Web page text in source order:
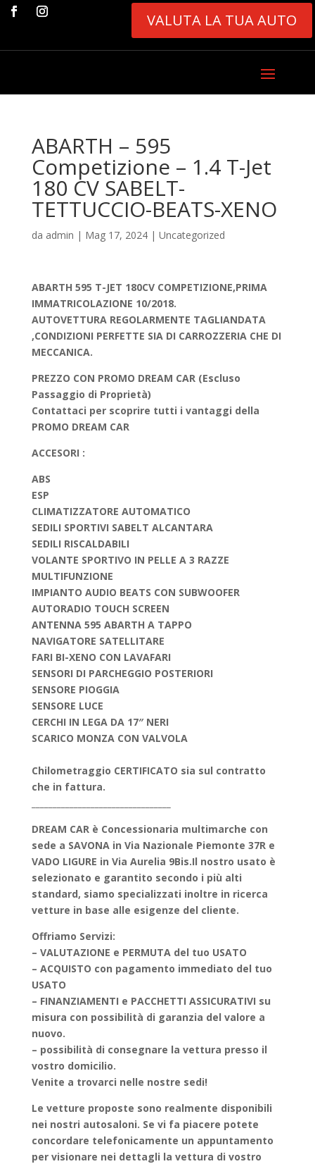
VALUTA LA TUA AUTO
ABARTH – 595
Competizione – 1.4 T-Jet
180 CV SABELT-
TETTUCCIO-BEATS-XENO
da admin | Mag 17, 2024| Uncategorized
ABARTH 595 T-JET 180CV COMPETIZIONE,PRIMA
IMMATRICOLAZIONE 10/2018.
AUTOVETTURA REGOLARMENTE TAGLIANDATA
,CONDIZIONI PERFETTE SIA DI CARROZZERIA CHE DI
MECCANICA.
PREZZO CON PROMO DREAM CAR (Escluso
Passaggio di Proprietà)
Contattaci per scoprire tutti i vantaggi della
PROMO DREAM CAR
ACCESORI :
ABS
ESP
CLIMATIZZATORE AUTOMATICO
SEDILI SPORTIVI SABELT ALCANTARA
SEDILI RISCALDABILI
VOLANTE SPORTIVO IN PELLE A 3 RAZZE
MULTIFUNZIONE
IMPIANTO AUDIO BEATS CON SUBWOOFER
AUTORADIO TOUCH SCREEN
ANTENNA 595 ABARTH A TAPPO
NAVIGATORE SATELLITARE
FARI BI-XENO CON LAVAFARI
SENSORI DI PARCHEGGIO POSTERIORI
SENSORE PIOGGIA
SENSORE LUCE
CERCHI IN LEGA DA 17″ NERI
SCARICO MONZA CON VALVOLA
Chilometraggio CERTIFICATO sia sul contratto
che in fattura.
DREAM CAR è Concessionaria multimarche con
sede a SAVONA in Via Nazionale Piemonte 37R e
VADO LIGURE in Via Aurelia 9Bis.Il nostro usato è
selezionato e garantito secondo i più alti
standard, siamo specializzati inoltre in ricerca
vetture in base alle esigenze del cliente.
Offriamo Servizi:
– VALUTAZIONE e PERMUTA del tuo USATO
– ACQUISTO con pagamento immediato del tuo
USATO
– FINANZIAMENTI e PACCHETTI ASSICURATIVI su
misura con possibilità di garanzia del valore a
nuovo.
– possibilità di consegnare la vettura presso il
vostro domicilio.
Venite a trovarci nelle nostre sedi!
Le vetture proposte sono realmente disponibili
nei nostri autosaloni. Se vi fa piacere potete
concordare telefonicamente un appuntamento
per visionare nei dettagli la vettura di vostro